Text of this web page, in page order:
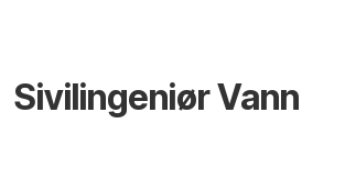
Sivilingeniør Vann